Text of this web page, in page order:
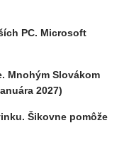
PC. Microsoft
Mnohým Slovákom
2027)
Šikovne pomôže